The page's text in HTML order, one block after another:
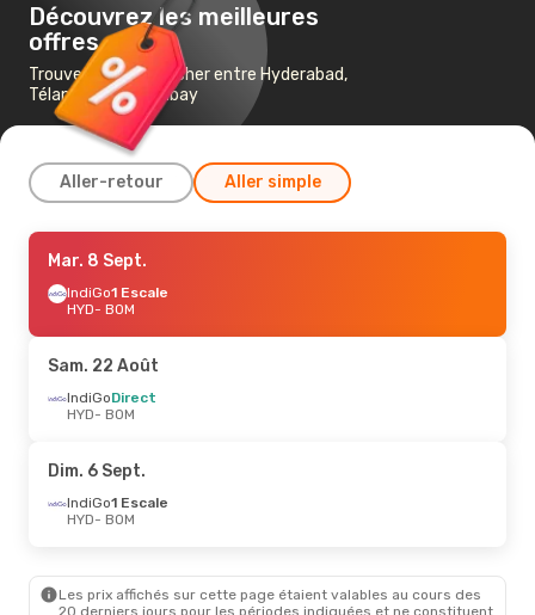
Découvrez les meilleures
offres
Trouvez un vol pas cher entre Hyderabad,
Télangana et Bombay
Aller-retour Aller simple
Mar. 8 Sept.
IndiGo1 Escale
HYD- BOM
BOM- HYD
Mar. 8 Sept.
IndiGo1 Escale
HYD- BOM
Sam. 22 Août
IndiGoDirect
HYD- BOM
Dim. 6 Sept.
IndiGo1 Escale
HYD- BOM
Les prix affichés sur cette page étaient valables au cours des
20 derniers jours pour les périodes indiquées et ne constituent